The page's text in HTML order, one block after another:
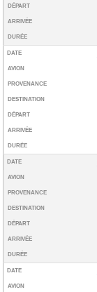
DÉPART
ARRIVÉE
DURÉE
DATE
AVION
PROVENANCE
DESTINATION
DÉPART
ARRIVÉE
DURÉE
DATE
AVION
PROVENANCE
DESTINATION
DÉPART
ARRIVÉE
DURÉE
DATE
AVION